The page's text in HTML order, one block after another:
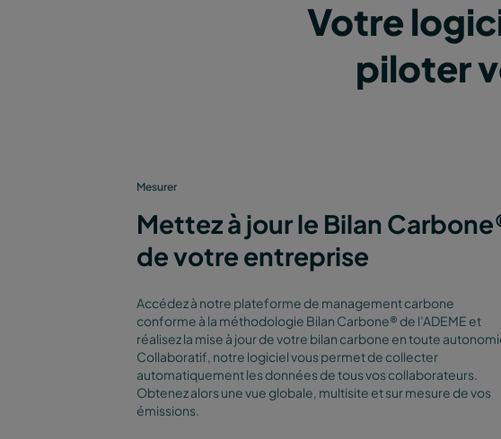
Votre
piloter
Mesurer
Mettez à jour le Bilan
de votre entreprise
Accédez à notre plateforme de management carbone
conforme à la méthodologie Bilan Carbone® de l’ADEME et
réalisez la mise à jour de votre bilan carbone en toute
Collaboratif, notre logiciel vous permet de collecter
automatiquement les données de tous vos collaborateurs.
Obtenez alors une vue globale, multisite et sur mesure de vos
émissions.